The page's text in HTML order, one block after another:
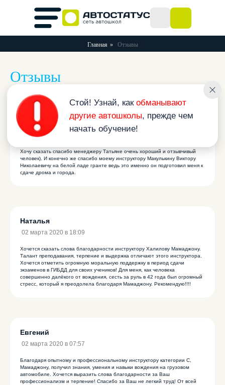
другие автошколы
Главная » Отзывы
Отзывы
Виктор
05 марта 2020 в 16:52
Хочу сказать спасибо менеджеру Татьяне очень хороший и отзывчивый
человек). И конечно же спасибо моему инструктору Макулькину Виктору
Николаевичу на белой ладе гранте ведь это именно он подготовил меня к
сдаче дрома и города.
Наталья
02 марта 2020 в 18:09
Хочется сказать слова благодарности инструктору Халилову Мамаджону.
Талант преподавания, терпение и выдержка отличают этого инструктора.
Хочется отметить огромную моральную поддержку в период сдачи
экзаменов в ГИБДД для своих учеников! Для меня, как человека
совершенно далёкого от вождения, сесть за руль в 42 года был огромный
стресс, который я преодолела благодаря Мамаджону. Рекомендую!!!!
Евгений
02 марта 2020 в 07:57
Благодаря опытному и профессиональному инструктору категории С,
Мамаджону, получил знания, умения и навыки вождения на грузовом
автомобиле. Хочется выразить слова благодарности за Ваш
профессионализм и терпение! Спасибо за Ваш не легкий труд! От всей